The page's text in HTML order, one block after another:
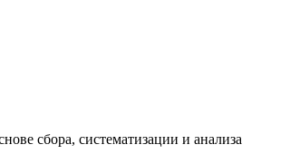
сбора, систематизации и анализа